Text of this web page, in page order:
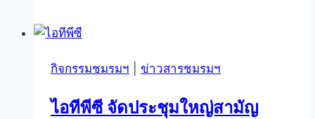
กิจกรรมชมรมฯ ข่าวสารชมรมฯ
ไอทีพีซี จัดประชุมใหญ่สามัญ